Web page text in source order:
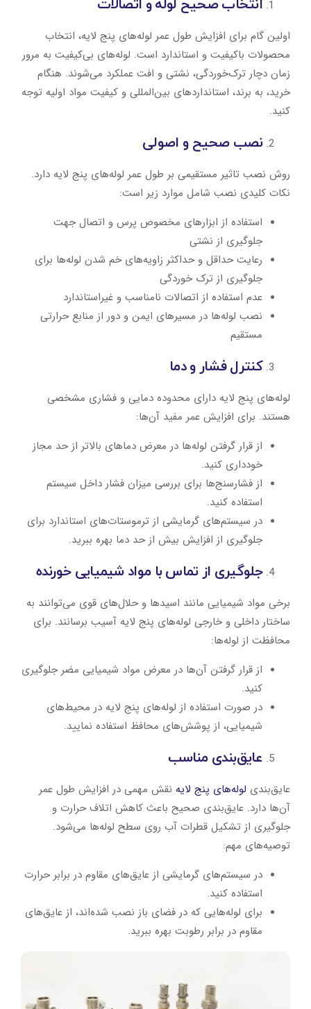
انتخاب صحیح لوله و اتصالات
اولین گام برای افزایش طول عمر لوله‌های پنج لایه، انتخاب
محصولات باکیفیت و استاندارد است. لوله‌های بی‌کیفیت به مرور
زمان دچار ترک‌خوردگی، نشتی و افت عملکرد می‌شوند. هنگام
خرید، به برند، استانداردهای بین‌المللی و کیفیت مواد اولیه توجه
کنید.
نصب صحیح و اصولی
روش نصب تاثیر مستقیمی بر طول عمر لوله‌های پنج لایه دارد.
نکات کلیدی نصب شامل موارد زیر است:
استفاده از ابزارهای مخصوص پرس و اتصال جهت
جلوگیری از نشتی
رعایت حداقل و حداکثر زاویه‌های خم شدن لوله‌ها برای
جلوگیری از ترک ‌خوردگی
عدم استفاده از اتصالات نامناسب و غیراستاندارد
نصب لوله‌ها در مسیرهای ایمن و دور از منابع حرارتی
مستقیم
کنترل فشار و دما
لوله‌های پنج لایه دارای محدوده دمایی و فشاری مشخصی
هستند. برای افزایش عمر مفید آن‌ها:
از قرار گرفتن لوله‌ها در معرض دماهای بالاتر از حد مجاز
خودداری کنید.
از فشارسنج‌ها برای بررسی میزان فشار داخل سیستم
استفاده کنید.
در سیستم‌های گرمایشی از ترموستات‌های استاندارد برای
جلوگیری از افزایش بیش از حد دما بهره ببرید.
جلوگیری از تماس با مواد شیمیایی خورنده
برخی مواد شیمیایی مانند اسیدها و حلال‌های قوی می‌توانند به
ساختار داخلی و خارجی لوله‌های پنج لایه آسیب برسانند. برای
محافظت از لوله‌ها:
از قرار گرفتن آن‌ها در معرض مواد شیمیایی مضر جلوگیری
کنید.
در صورت استفاده از لوله‌های پنج لایه در محیط‌های
شیمیایی، از پوشش‌های محافظ استفاده نمایید.
عایق‌بندی مناسب
عایق‌بندی لوله‌های پنج لایه نقش مهمی در افزایش طول عمر
آن‌ها دارد. عایق‌بندی صحیح باعث کاهش اتلاف حرارت و
جلوگیری از تشکیل قطرات آب روی سطح لوله‌ها می‌شود.
توصیه‌های مهم:
در سیستم‌های گرمایشی از عایق‌های مقاوم در برابر حرارت
استفاده کنید.
برای لوله‌هایی که در فضای باز نصب شده‌اند، از عایق‌های
مقاوم در برابر رطوبت بهره ببرید.